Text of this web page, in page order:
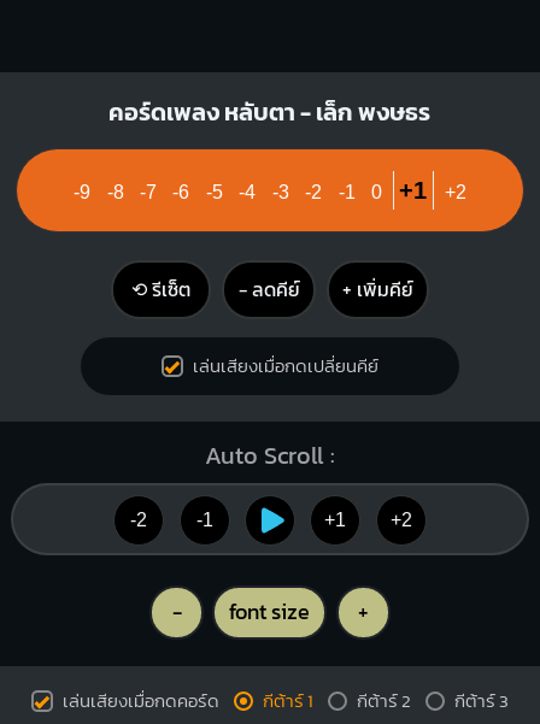
คอร์ดเพลง หลับตา - เล็ก พงษธร
-9 -8 -7 -6 -5 -4 -3 -2 -1 0 +1 +2
⟲ รีเซ็ต − ลดคีย์ + เพิ่มคีย์
เล่นเสียงเมื่อกดเปลี่ยนคีย์
Auto Scroll :
-2 -1 +1 +2
- font size +
เล่นเสียงเมื่อกดคอร์ด กีต้าร์ 1 กีต้าร์ 2 กีต้าร์ 3